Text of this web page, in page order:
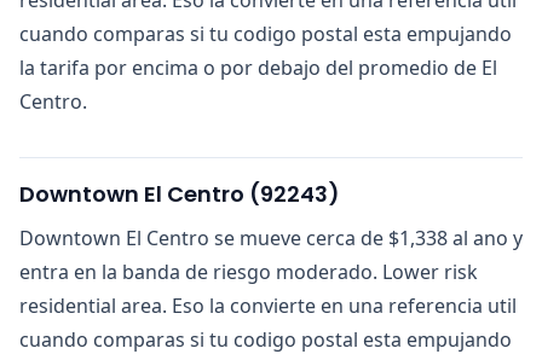
cuando comparas si tu codigo postal esta empujando
la tarifa por encima o por debajo del promedio de El
Centro.
Downtown El Centro (92243)
Downtown El Centro se mueve cerca de $1,338 al ano y
entra en la banda de riesgo moderado. Lower risk
residential area. Eso la convierte en una referencia util
cuando comparas si tu codigo postal esta empujando